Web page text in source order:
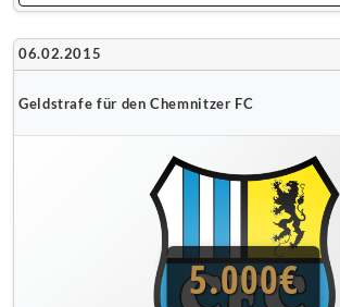
06.02.2015
Geldstrafe für den Chemnitzer FC
5.000€